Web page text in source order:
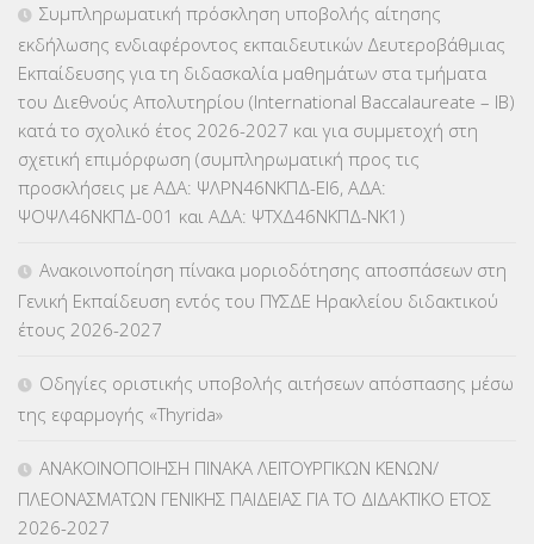
ΕΠΙΜΟΡΦΩΣΗ Τ.Π.Ε.(10)
ΕΥΡΩΠΑΪΚΑ ΠΡΟΓΡΑΜΜΑΤΑ(230)
ΚΕΣΥ (60)
ΚΕΣΥΠ(109)
ΚΠγ – ΚΡΑΤΙΚΟ ΠΙΣΤΟΠΟΙΗΤΙΚΟ ΓΛΩΣΣΟΜΑΘΕΙΑΣ(135)
ΚΠπ- ΚΡΑΤΙΚΟ ΠΙΣΤΟΠΟΙΗΤΙΚΟ ΠΛΗΡΟΦΟΡΙΚΗΣ
ΛΟΙΠΑ(309)
ΜΕΤΑΘΕΣΕΙΣ-ΤΟΠΟΘΕΤΗΣΕΙΣ ΒΕΛΤΙΩΣΕΙΣ(319)
Συμπληρωματική πρόσκληση υποβολής αίτησης
εκδήλωσης ενδιαφέροντος εκπαιδευτικών Δευτεροβάθμιας
Εκπαίδευσης για τη διδασκαλία μαθημάτων στα τμήματα
του Διεθνούς Απολυτηρίου (International Baccalaureate – IB)
κατά το σχολικό έτος 2026-2027 και για συμμετοχή στη
σχετική επιμόρφωση (συμπληρωματική προς τις
προσκλήσεις με ΑΔΑ: ΨΛΡΝ46ΝΚΠΔ-ΕΙ6, ΑΔΑ:
ΨΟΨΛ46ΝΚΠΔ-001 και ΑΔΑ: ΨΤΧΔ46ΝΚΠΔ-ΝΚ1)
Ανακοινοποίηση πίνακα μοριοδότησης αποσπάσεων στη
Γενική Εκπαίδευση εντός του ΠΥΣΔΕ Ηρακλείου διδακτικού
έτους 2026-2027
Οδηγίες οριστικής υποβολής αιτήσεων απόσπασης μέσω
της εφαρμογής «Thyrida»
ΑΝΑΚΟΙΝΟΠΟΙΗΣΗ ΠΙΝΑΚΑ ΛΕΙΤΟΥΡΓΙΚΩΝ ΚΕΝΩΝ/
ΠΛΕΟΝΑΣΜΑΤΩΝ ΓΕΝΙΚΗΣ ΠΑΙΔΕΙΑΣ ΓΙΑ ΤΟ ΔΙΔΑΚΤΙΚΟ ΕΤΟΣ
2026-2027